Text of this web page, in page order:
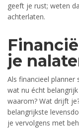
geeft je rust; weten
achterlaten.
je
Als financieel
wat nu écht
waarom? Wat drijft
belangrijkste
je vervolgens met